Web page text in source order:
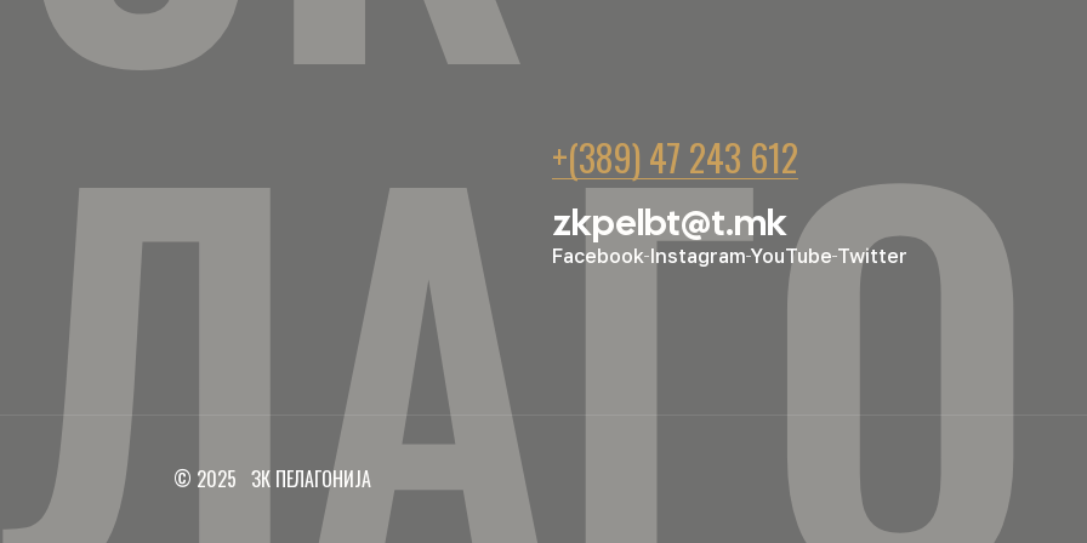
+(389) 47 243 612
zkpelbt@t.mk
Facebook Instagram YouTube Twitter
© 2025 ЗК ПЕЛАГОНИЈА